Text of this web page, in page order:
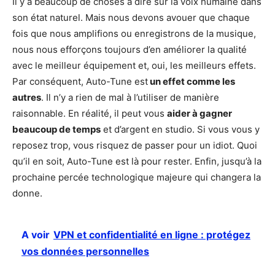
son état naturel. Mais nous devons avouer que chaque
fois que nous amplifions ou enregistrons de la musique,
nous nous efforçons toujours d’en améliorer la qualité
avec le meilleur équipement et, oui, les meilleurs effets.
Par conséquent, Auto-Tune estun effet comme les
autres. Il n’y a rien de mal à l’utiliser de manière
raisonnable. En réalité, il peut vous aider à gagner
beaucoup de temps et d’argent en studio. Si vous vous y
reposez trop, vous risquez de passer pour un idiot. Quoi
qu’il en soit, Auto-Tune est là pour rester. Enfin, jusqu’à la
prochaine percée technologique majeure qui changera la
donne.
A voir VPN et confidentialité en ligne : protégez
vos données personnelles